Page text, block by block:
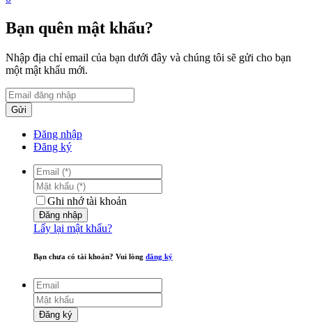
Bạn quên mật khẩu?
Nhập địa chỉ email của bạn dưới đây và chúng tôi sẽ gửi cho bạn
một mật khẩu mới.
Gửi
Đăng nhập
Đăng ký
Ghi nhớ tài khoản
Đăng nhập
Lấy lại mật khẩu?
Bạn chưa có tài khoản? Vui lòng đăng ký
Đăng ký